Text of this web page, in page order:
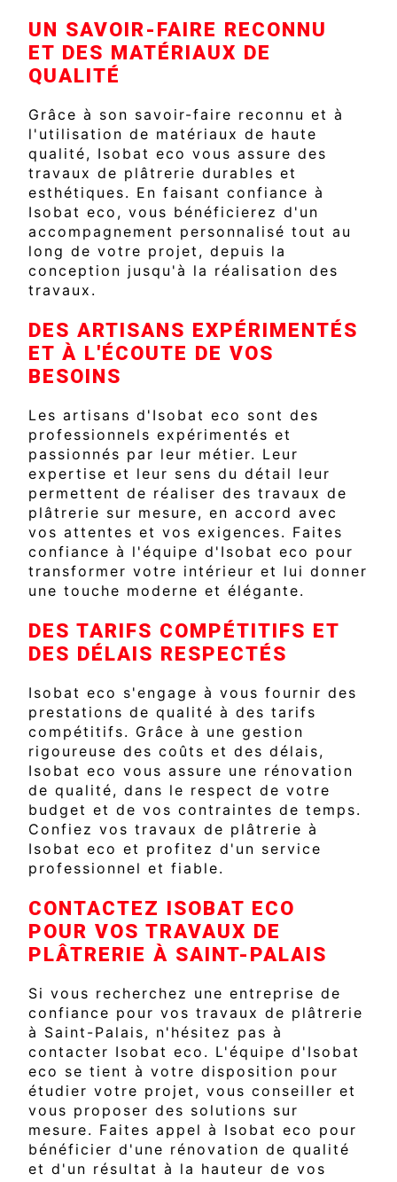
UN SAVOIR-FAIRE RECONNU
ET DES MATÉRIAUX DE
QUALITÉ
Grâce à son savoir-faire reconnu et à
l'utilisation de matériaux de haute
qualité, Isobat eco vous assure des
travaux de plâtrerie durables et
esthétiques. En faisant confiance à
Isobat eco, vous bénéficierez d'un
accompagnement personnalisé tout au
long de votre projet, depuis la
conception jusqu'à la réalisation des
travaux.
DES ARTISANS EXPÉRIMENTÉS
ET À L'ÉCOUTE DE VOS
BESOINS
Les artisans d'Isobat eco sont des
professionnels expérimentés et
passionnés par leur métier. Leur
expertise et leur sens du détail leur
permettent de réaliser des travaux de
plâtrerie sur mesure, en accord avec
vos attentes et vos exigences. Faites
confiance à l'équipe d'Isobat eco pour
transformer votre intérieur et lui donner
une touche moderne et élégante.
DES TARIFS COMPÉTITIFS ET
DES DÉLAIS RESPECTÉS
Isobat eco s'engage à vous fournir des
prestations de qualité à des tarifs
compétitifs. Grâce à une gestion
rigoureuse des coûts et des délais,
Isobat eco vous assure une rénovation
de qualité, dans le respect de votre
budget et de vos contraintes de temps.
Confiez vos travaux de plâtrerie à
Isobat eco et profitez d'un service
professionnel et fiable.
CONTACTEZ ISOBAT ECO
POUR VOS TRAVAUX DE
PLÂTRERIE À SAINT-PALAIS
Si vous recherchez une entreprise de
confiance pour vos travaux de plâtrerie
à Saint-Palais, n'hésitez pas à
contacter Isobat eco. L'équipe d'Isobat
eco se tient à votre disposition pour
étudier votre projet, vous conseiller et
vous proposer des solutions sur
mesure. Faites appel à Isobat eco pour
bénéficier d'une rénovation de qualité
et d'un résultat à la hauteur de vos